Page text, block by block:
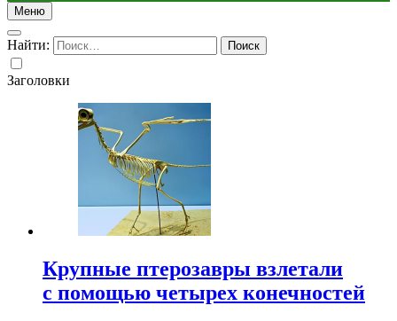
Меню
Найти:
Заголовки
Крупные птерозавры взлетали
с помощью четырех конечностей